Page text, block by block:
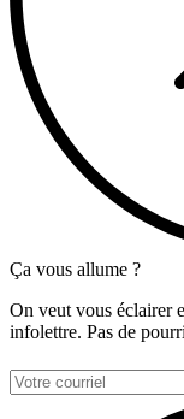
Ça vous allume ?
On veut vous éclairer
infolettre. Pas de